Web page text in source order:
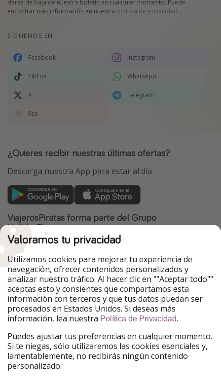
darse de baja de nuestro boletín en cualquier momento. Puede
encontrar más información en nuestra política de privacidad.
SÍGUENOS EN
Facebook Instagram
TikTok WhatsApp
X Telegram
Rss
¿Quieres recibir nuestras últimas ofertas?
Descarga nuestra App para estar al día
ViajerosPiratas forma parte del Grupo
HolidayPirates
Nuestros mercados
PiratinViaggio
HolidayPirates
VakantiePiraten
WakacyjniPiraci
VoyagesPirates
Ferienpiraten
Urlaubspiraten
Urlaubspiraten
TravelPirates
Nuestro grupo
HolidayPirates Group
Conócenos mejor
Sobre ViajerosPiratas
Información legal
Valoramos tu privacidad
Utilizamos cookies para mejorar tu experiencia de
navegación, ofrecer contenidos personalizados y
analizar nuestro tráfico. Al hacer clic en ""Aceptar todo""
aceptas esto y consientes que compartamos esta
información con terceros y que tus datos puedan ser
procesados en Estados Unidos. Si deseas más
información, lea nuestra Política de Privacidad.
Puedes ajustar tus preferencias en cualquier momento.
Si te niegas, sólo utilizaremos las cookies esenciales y,
lamentablemente, no recibirás ningún contenido
personalizado.